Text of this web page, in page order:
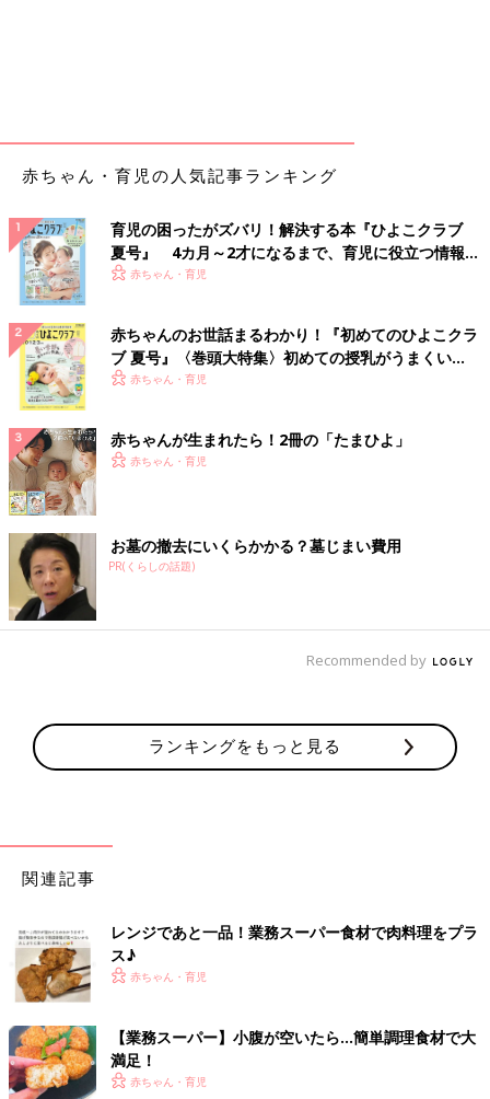
出典：Instagramアカウント「mroomi___」
こちらのたい焼きは、冷凍のままラップをせずに電子レンジで温
めることで食べられるそうです。生地はふわふわで、中には粒あ
んが入っているんだとか♪ ホカホカおやつがすぐに食べられるの
は嬉しいですよね。
赤ちゃん・育児の人気記事ランキング
育児の困ったがズバリ！解決する本『ひよこクラブ
夏号』 4カ月～2才になるまで、育児に役立つ情報が
いっぱい！
赤ちゃん・育児
赤ちゃんのお世話まるわかり！『初めてのひよこクラ
ブ 夏号』〈巻頭大特集〉初めての授乳がうまくい
く！ おっぱい・ミルクの基本と夏のトラブル 解決テ
赤ちゃん・育児
赤ちゃんが生まれたら！2冊の「たまひよ」
赤ちゃん・育児
お墓の撤去にいくらかかる？墓じまい費用
PR(くらしの話題)
Recommended by
ランキングをもっと見る
関連記事
レンジであと一品！業務スーパー食材で肉料理をプラ
ス♪
赤ちゃん・育児
【業務スーパー】小腹が空いたら…簡単調理食材で大
満足！
赤ちゃん・育児